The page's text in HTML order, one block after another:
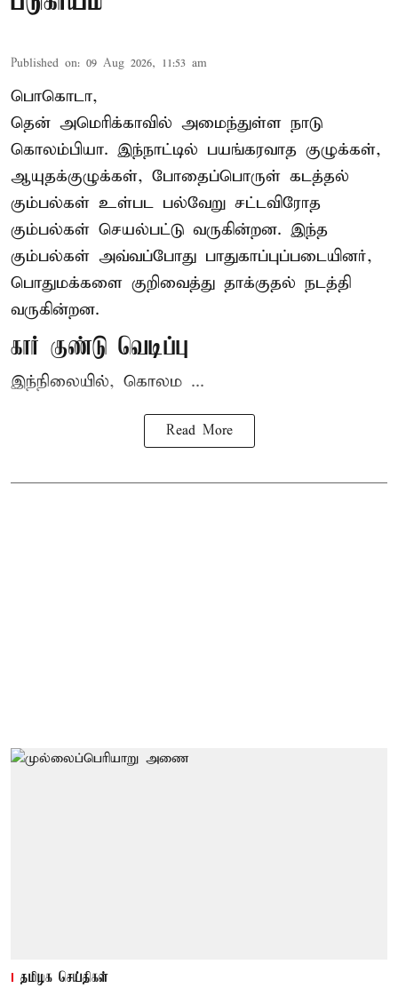
Published on: 09 Aug 2026, 11:53 am
பொகொடா,
தென் அமெரிக்காவில் அமைந்துள்ள நாடு
கொலம்பியா. இந்நாட்டில் பயங்கரவாத குழுக்கள்,
ஆயுதக்குழுக்கள், போதைப்பொருள் கடத்தல்
கும்பல்கள் உள்பட பல்வேறு சட்டவிரோத
கும்பல்கள் செயல்பட்டு வருகின்றன. இந்த
கும்பல்கள் அவ்வப்போது பாதுகாப்புப்படையினர்,
பொதுமக்களை குறிவைத்து தாக்குதல் நடத்தி
வருகின்றன.
கார் குண்டு வெடிப்பு
இந்நிலையில், கொலம ...
Read More
தமிழக செய்திகள்